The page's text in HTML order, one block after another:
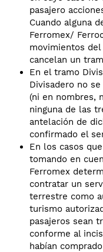
pasajero
Cuando alguna
Ferromex/
movimientos
cancelan un
En el tramo
Divisadero no
(ni en nombres,
ninguna de las
antelación de
confirmado el
En los casos
tomando en
Ferromex
contratar un
terrestre como
turismo
pasajeros sean
conforme al
habían